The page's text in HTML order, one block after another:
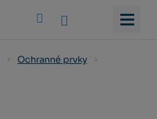
Ochranné prvky